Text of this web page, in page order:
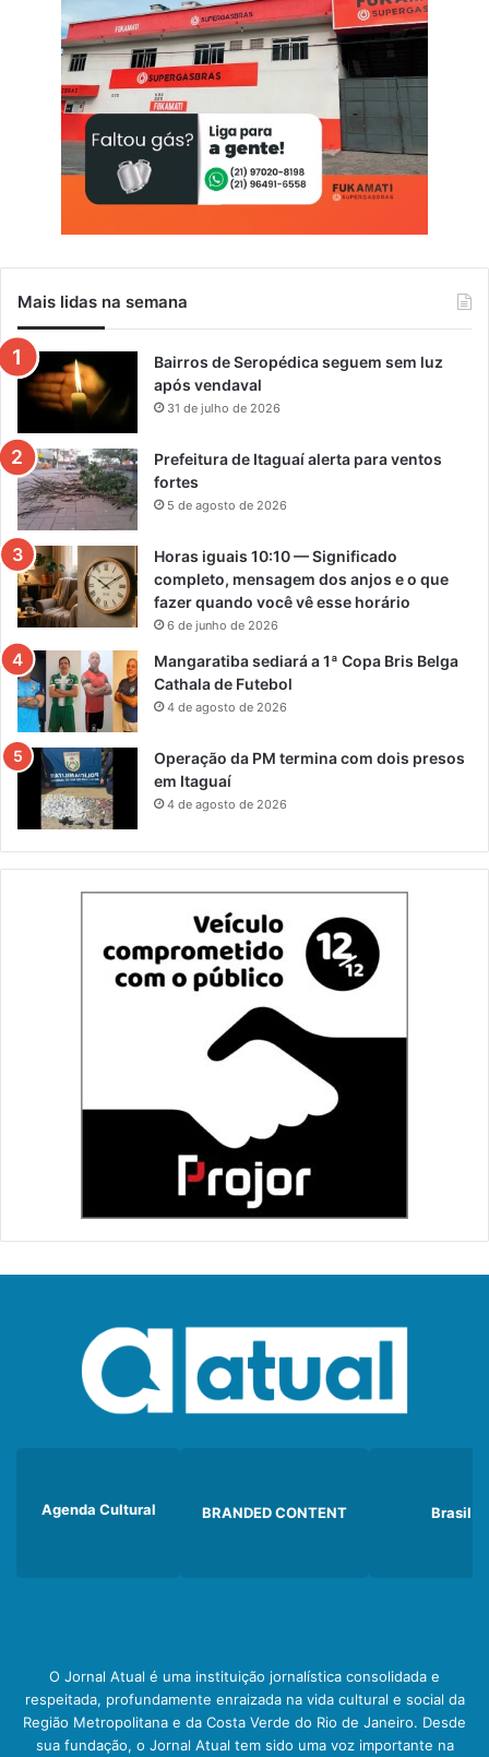
Mais lidas na semana
Bairros de Seropédica seguem sem luz
após vendaval
31 de julho de 2026
Prefeitura de Itaguaí alerta para ventos
fortes
5 de agosto de 2026
Horas iguais 10:10 — Significado
completo, mensagem dos anjos e o que
fazer quando você vê esse horário
6 de junho de 2026
Mangaratiba sediará a 1ª Copa Bris Belga
Cathala de Futebol
4 de agosto de 2026
Operação da PM termina com dois presos
em Itaguaí
4 de agosto de 2026
Agenda Cultural BRANDED CONTENT Brasil
O Jornal Atual é uma instituição jornalística consolidada e
respeitada, profundamente enraizada na vida cultural e social da
Região Metropolitana e da Costa Verde do Rio de Janeiro. Desde
sua fundação, o Jornal Atual tem sido uma voz importante na